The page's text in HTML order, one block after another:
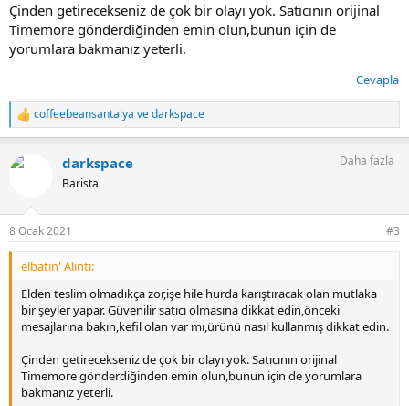
Çinden getirecekseniz de çok bir olayı yok. Satıcının orijinal
Timemore gönderdiğinden emin olun,bunun için de
yorumlara bakmanız yeterli.
Cevapla
T
e
k
coffeebeansantalya vedarkspace
darkspace
Barista
Daha fazla
8 Ocak 2021 #3
elbatin' Alıntı:
Elden teslim olmadıkça zor,işe hile hurda karıştıracak olan mutlaka
bir şeyler yapar. Güvenilir satıcı olmasına dikkat edin,önceki
mesajlarına bakın,kefil olan var mı,ürünü nasıl kullanmış dikkat edin.
Çinden getirecekseniz de çok bir olayı yok. Satıcının orijinal
Timemore gönderdiğinden emin olun,bunun için de yorumlara
bakmanız yeterli.